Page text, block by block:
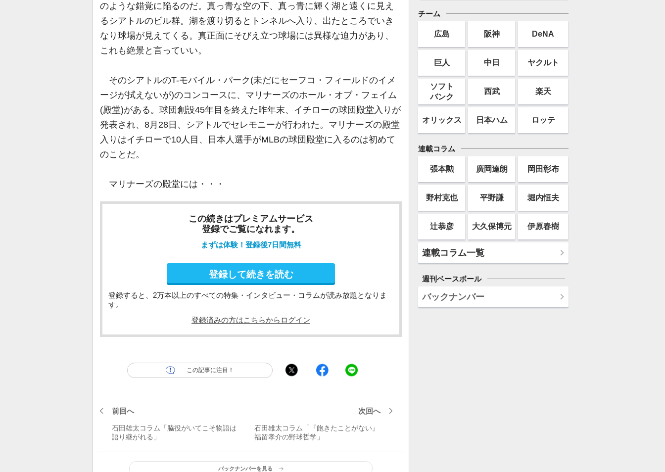
のような錯覚に陥るのだ。真っ青な空の下、真っ青に輝く湖と遠くに見え
るシアトルのビル群。湖を渡り切るとトンネルへ入り、出たところでいき
なり球場が見えてくる。真正面にそびえ立つ球場には異様な迫力があり、
これも絶景と言っていい。
そのシアトルのT-モバイル・パーク(未だにセーフコ・フィールドのイメ
ージが拭えないが)のコンコースに、マリナーズのホール・オブ・フェイム
(殿堂)がある。球団創設45年目を終えた昨年末、イチローの球団殿堂入りが
発表され、8月28日、シアトルでセレモニーが行われた。マリナーズの殿堂
入りはイチローで10人目、日本人選手がMLBの球団殿堂に入るのは初めて
のことだ。
マリナーズの殿堂には・・・
この続きはプレミアムサービス
登録でご覧になれます。
まずは体験！登録後7日間無料
登録して続きを読む
登録すると、2万本以上のすべての特集・インタビュー・コラムが読み放題となりま
す。
登録済みの方はこちらからログイン
この記事に注目！
前回へ
石田雄太コラム「脇役がいてこそ物語は
語り継がれる」
次回へ
石田雄太コラム「『飽きたことがない』
福留孝介の野球哲学」
バックナンバーを見る
チーム
広島 阪神 DeNA
巨人 中日 ヤクルト
ソフト
バンク
西武 楽天
オリックス 日本ハム ロッテ
連載コラム
張本勲 廣岡達朗 岡田彰布
野村克也 平野謙 堀内恒夫
辻恭彦 大久保博元 伊原春樹
連載コラム一覧
週刊ベースボール
バックナンバー